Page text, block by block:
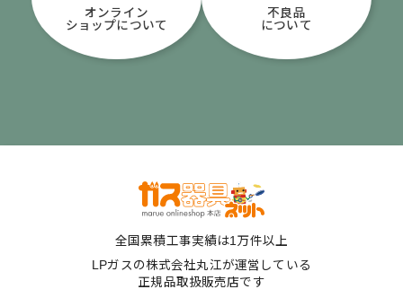
オンライン
ショップについて
不良品
について
全国累積工事実績は1万件以上
LPガスの株式会社丸江が運営している
正規品取扱販売店です